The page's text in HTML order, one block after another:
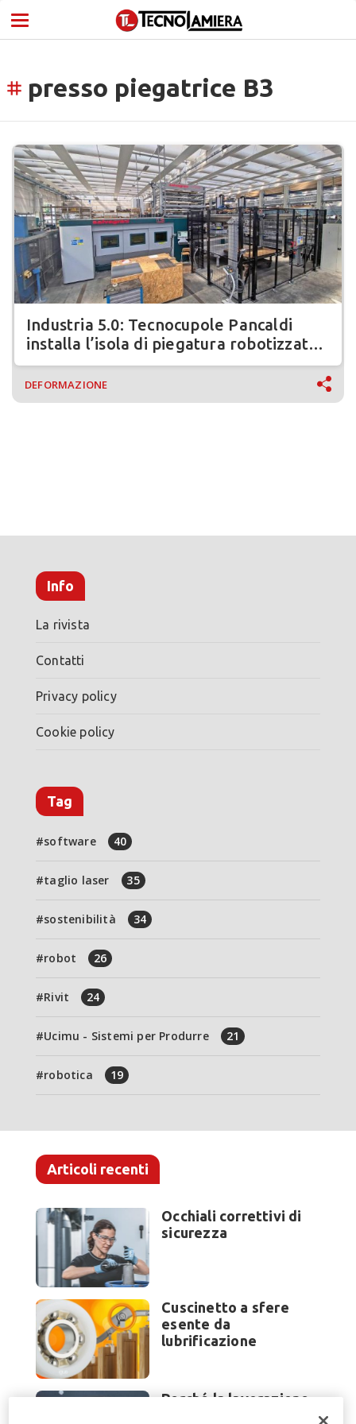
tag presso piegatrice B3
Industria 5.0: Tecnocupole Pancaldi
installa l’isola di piegatura robotizzata
Salvagnini
DEFORMAZIONE
Info
La rivista
Contatti
Privacy policy
Cookie policy
Tag
software 40
taglio laser 35
sostenibilità 34
robot 26
Rivit 24
Ucimu - Sistemi per Produrre 21
robotica 19
Articoli recenti
Occhiali correttivi di
sicurezza
Cuscinetto a sfere
esente da
lubrificazione
Perché la lavorazione